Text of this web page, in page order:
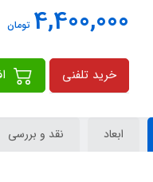
4,400,000 تومان
خرید تلفنی
ابعاد نقد و بررسی